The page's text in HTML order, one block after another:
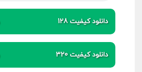
دانلود کیفیت 128
دانلود کیفیت 320